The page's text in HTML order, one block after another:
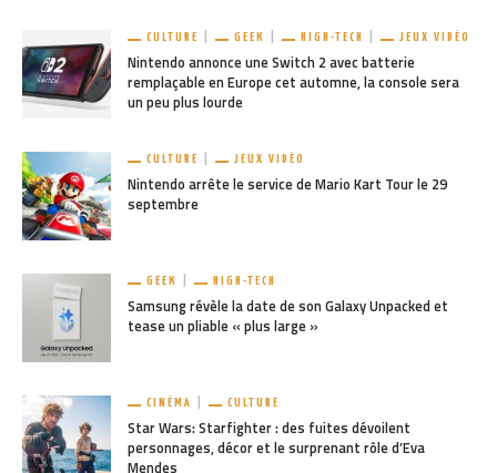
CULTURE GEEK HIGH-TECH JEUX VIDÉO
Nintendo annonce une Switch 2 avec batterie
remplaçable en Europe cet automne, la console sera
un peu plus lourde
CULTURE JEUX VIDÉO
Nintendo arrête le service de Mario Kart Tour le 29
septembre
GEEK HIGH-TECH
Samsung révèle la date de son Galaxy Unpacked et
tease un pliable « plus large »
CINÉMA CULTURE
Star Wars: Starfighter : des fuites dévoilent
personnages, décor et le surprenant rôle d’Eva
Mendes